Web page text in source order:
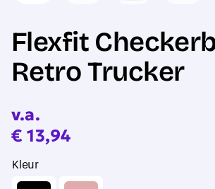
Flexfit
Retro Trucker
v.a.
€ 13,94
Kleur